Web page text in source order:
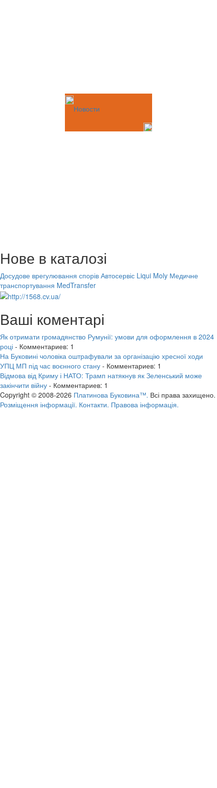
Новости
Нове в каталозі
Досудове врегулювання спорів Автосервіс Liqui Moly Медичне
транспортування MedTransfer
Ваші коментарі
Як отримати громадянство Румунії: умови для оформлення в 2024
році - Комментариев: 1
На Буковині чоловіка оштрафували за організацію хресної ходи
УПЦ МП під час воєнного стану - Комментариев: 1
Відмова від Криму і НАТО: Трамп натякнув як Зеленський може
закінчити війну - Комментариев: 1
Copyright © 2008-2026 Платинова Буковина™. Всі права захищено.
Розміщення інформації. Контакти. Правова інформація.